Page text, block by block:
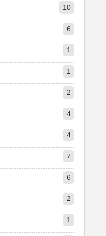
10
6
1
1
2
4
4
7
6
2
1